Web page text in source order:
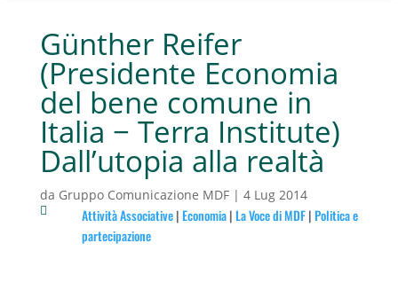
Günther Reifer
(Presidente Economia
del bene comune in
Italia − Terra Institute)
Dall’utopia alla realtà
da Gruppo Comunicazione MDF| 4 Lug 2014
 Attività Associative|Economia|La Voce di MDF|Politica e
partecipazione